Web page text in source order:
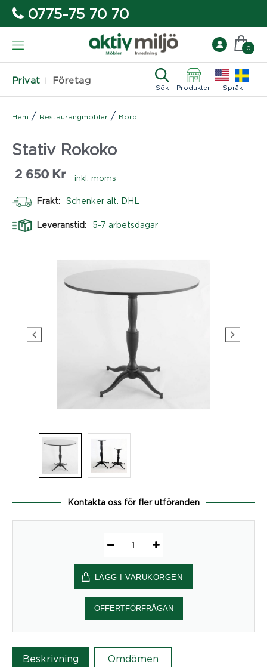
0775-75 70 70
Privat Företag
Sök Produkter Språk
0
Hem / Restaurangmöbler / Bord
Stativ Rokoko
2 650 Kr inkl. moms
Frakt: Schenker alt. DHL
Leveranstid: 5-7 arbetsdagar
Kontakta oss för fler utföranden
Rokoko
mängd
LÄGG I VARUKORGEN
OFFERTFÖRFRÅGAN
Beskrivning Omdömen